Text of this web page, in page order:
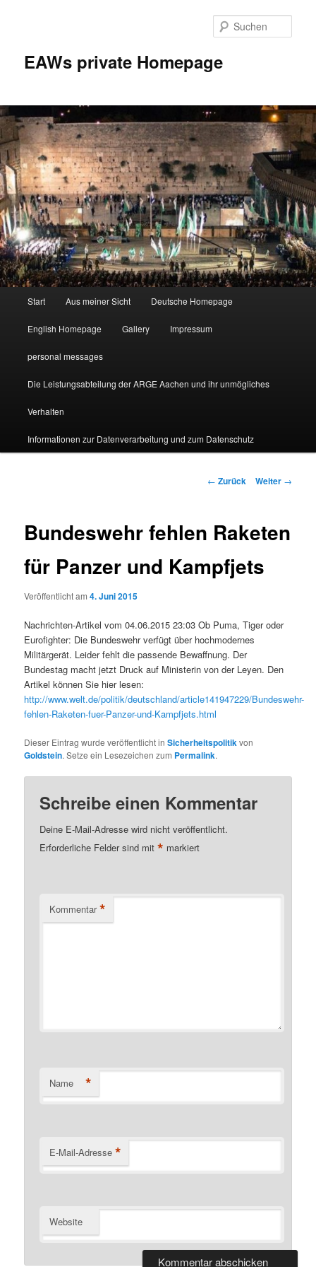
EAWs private Homepage
Start Aus meiner Sicht Deutsche Homepage
English Homepage Gallery Impressum
personal messages
Die Leistungsabteilung der ARGE Aachen und ihr unmögliches
Verhalten
Informationen zur Datenverarbeitung und zum Datenschutz
Beitragsnavigation
← Zurück Weiter →
Bundeswehr fehlen Raketen
für Panzer und Kampfjets
Veröffentlicht am4. Juni 2015
Nachrichten-Artikel vom 04.06.2015 23:03 Ob Puma, Tiger oder
Eurofighter: Die Bundeswehr verfügt über hochmodernes
Militärgerät. Leider fehlt die passende Bewaffnung. Der
Bundestag macht jetzt Druck auf Ministerin von der Leyen. Den
Artikel können Sie hier lesen:
http://www.welt.de/politik/deutschland/article141947229/Bundeswehr-
fehlen-Raketen-fuer-Panzer-und-Kampfjets.html
Dieser Eintrag wurde veröffentlicht inSicherheitspolitikvon
Goldstein. Setze ein Lesezeichen zum Permalink.
Schreibe einen Kommentar
Deine E-Mail-Adresse wird nicht veröffentlicht.
Erforderliche Felder sind mit* markiert
Kommentar *
Name *
E-Mail-Adresse *
Website